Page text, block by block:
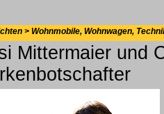
> Wohnmobile, Wohnwagen,
Mittermaier und